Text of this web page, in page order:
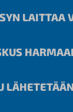
LAITTAA